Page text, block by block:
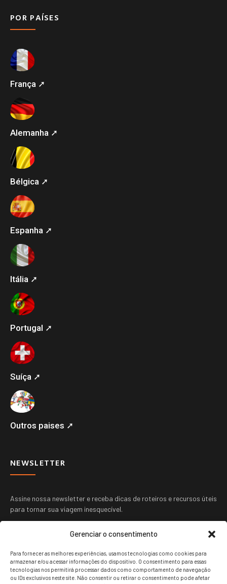
Gerenciar o consentimento
Para fornecer as melhores experiências, usamos tecnologias como cookies para
armazenar e/ou acessar informações do dispositivo. O consentimento para essas
tecnologias nos permitirá processar dados como comportamento de navegação
ou IDs exclusivos neste site. Não consentir ou retirar o consentimento pode afetar
POR PAÍSES
França ➚
Alemanha ➚
Bélgica ➚
Espanha ➚
Itália ➚
Portugal ➚
Suíça ➚
Outros paises ➚
NEWSLETTER
Assine nossa newsletter e receba dicas de roteiros e recursos úteis
para tornar sua viagem inesquecível.